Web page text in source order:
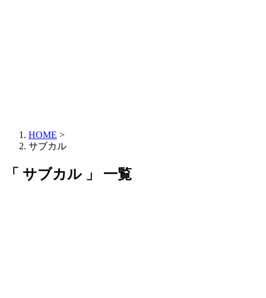
HOME >
サブカル
「 サブカル 」 一覧